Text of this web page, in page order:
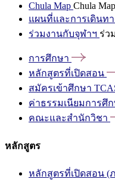
Chula Map Chula Map
แผนที่และการเดินทา
ร่วมงานกับจุฬาฯ ร่ว
การศึกษา
หลักสูตรที่เปิดสอน
สมัครเข้าศึกษา
ค่าธรรมเนียมการศึ
คณะและสำนักวิชา
หลักสูตร
หลักสูตรที่เปิดสอน (